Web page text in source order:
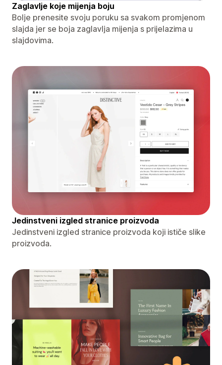
Zaglavlje koje mijenja boju
Bolje prenesite svoju poruku sa svakom promjenom
slajda jer se boja zaglavlja mijenja s prijelazima u
slajdovima.
Jedinstveni izgled stranice proizvoda
Jedinstveni izgled stranice proizvoda koji ističe slike
proizvoda.